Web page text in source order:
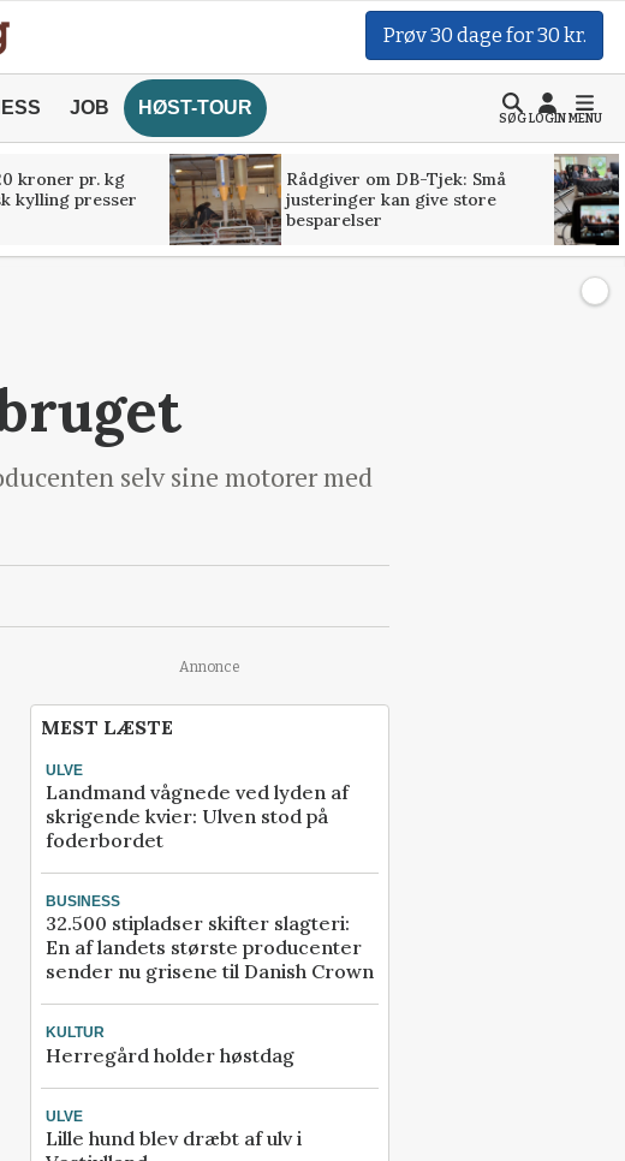
Prøv 30 dage for 30 kr.
JOB HØST-TOUR
SØGLOGINMENU
kroner pr. kg
kylling presser
Rådgiver om DB-Tjek: Små
justeringer kan give store
besparelser
selv sine motorer med
Annonce
MEST LÆSTE
ULVE
Landmand vågnede ved lyden af
skrigende kvier: Ulven stod på
foderbordet
BUSINESS
32.500 stipladser skifter slagteri:
En af landets største producenter
sender nu grisene til Danish Crown
KULTUR
Herregård holder høstdag
ULVE
Lille hund blev dræbt af ulv i